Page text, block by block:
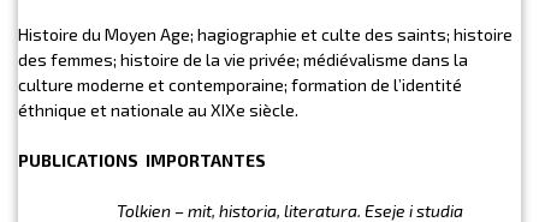
Histoire du Moyen Age; hagiographie et culte des saints; histoire
des femmes; histoire de la vie privée; médiévalisme dans la
culture moderne et contemporaine; formation de l’identité
éthnique et nationale au XIXe siècle.
PUBLICATIONS IMPORTANTES
Tolkien – mit, historia, literatura. Eseje i studia